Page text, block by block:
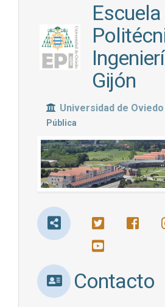
Escuela
Gijón
Universidad de Oviedo
Pública
Contacto